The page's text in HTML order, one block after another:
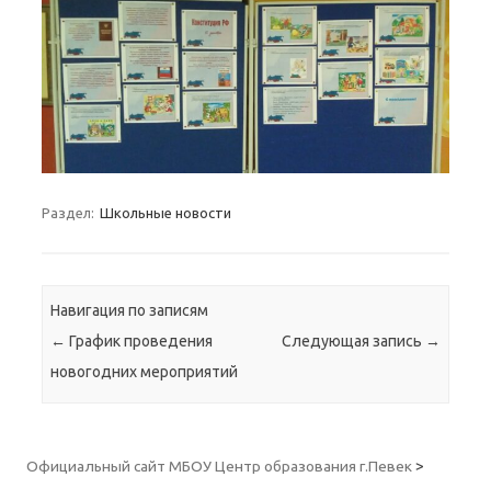
Раздел: Школьные новости
Навигация по записям
← График проведения
новогодних мероприятий
Следующая запись →
Официальный сайт МБОУ Центр образования г.Певек>